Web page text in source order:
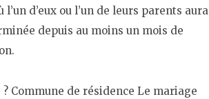
d’eux ou l’un de leurs parents aura
depuis au moins un mois de
Commune de résidence Le mariage